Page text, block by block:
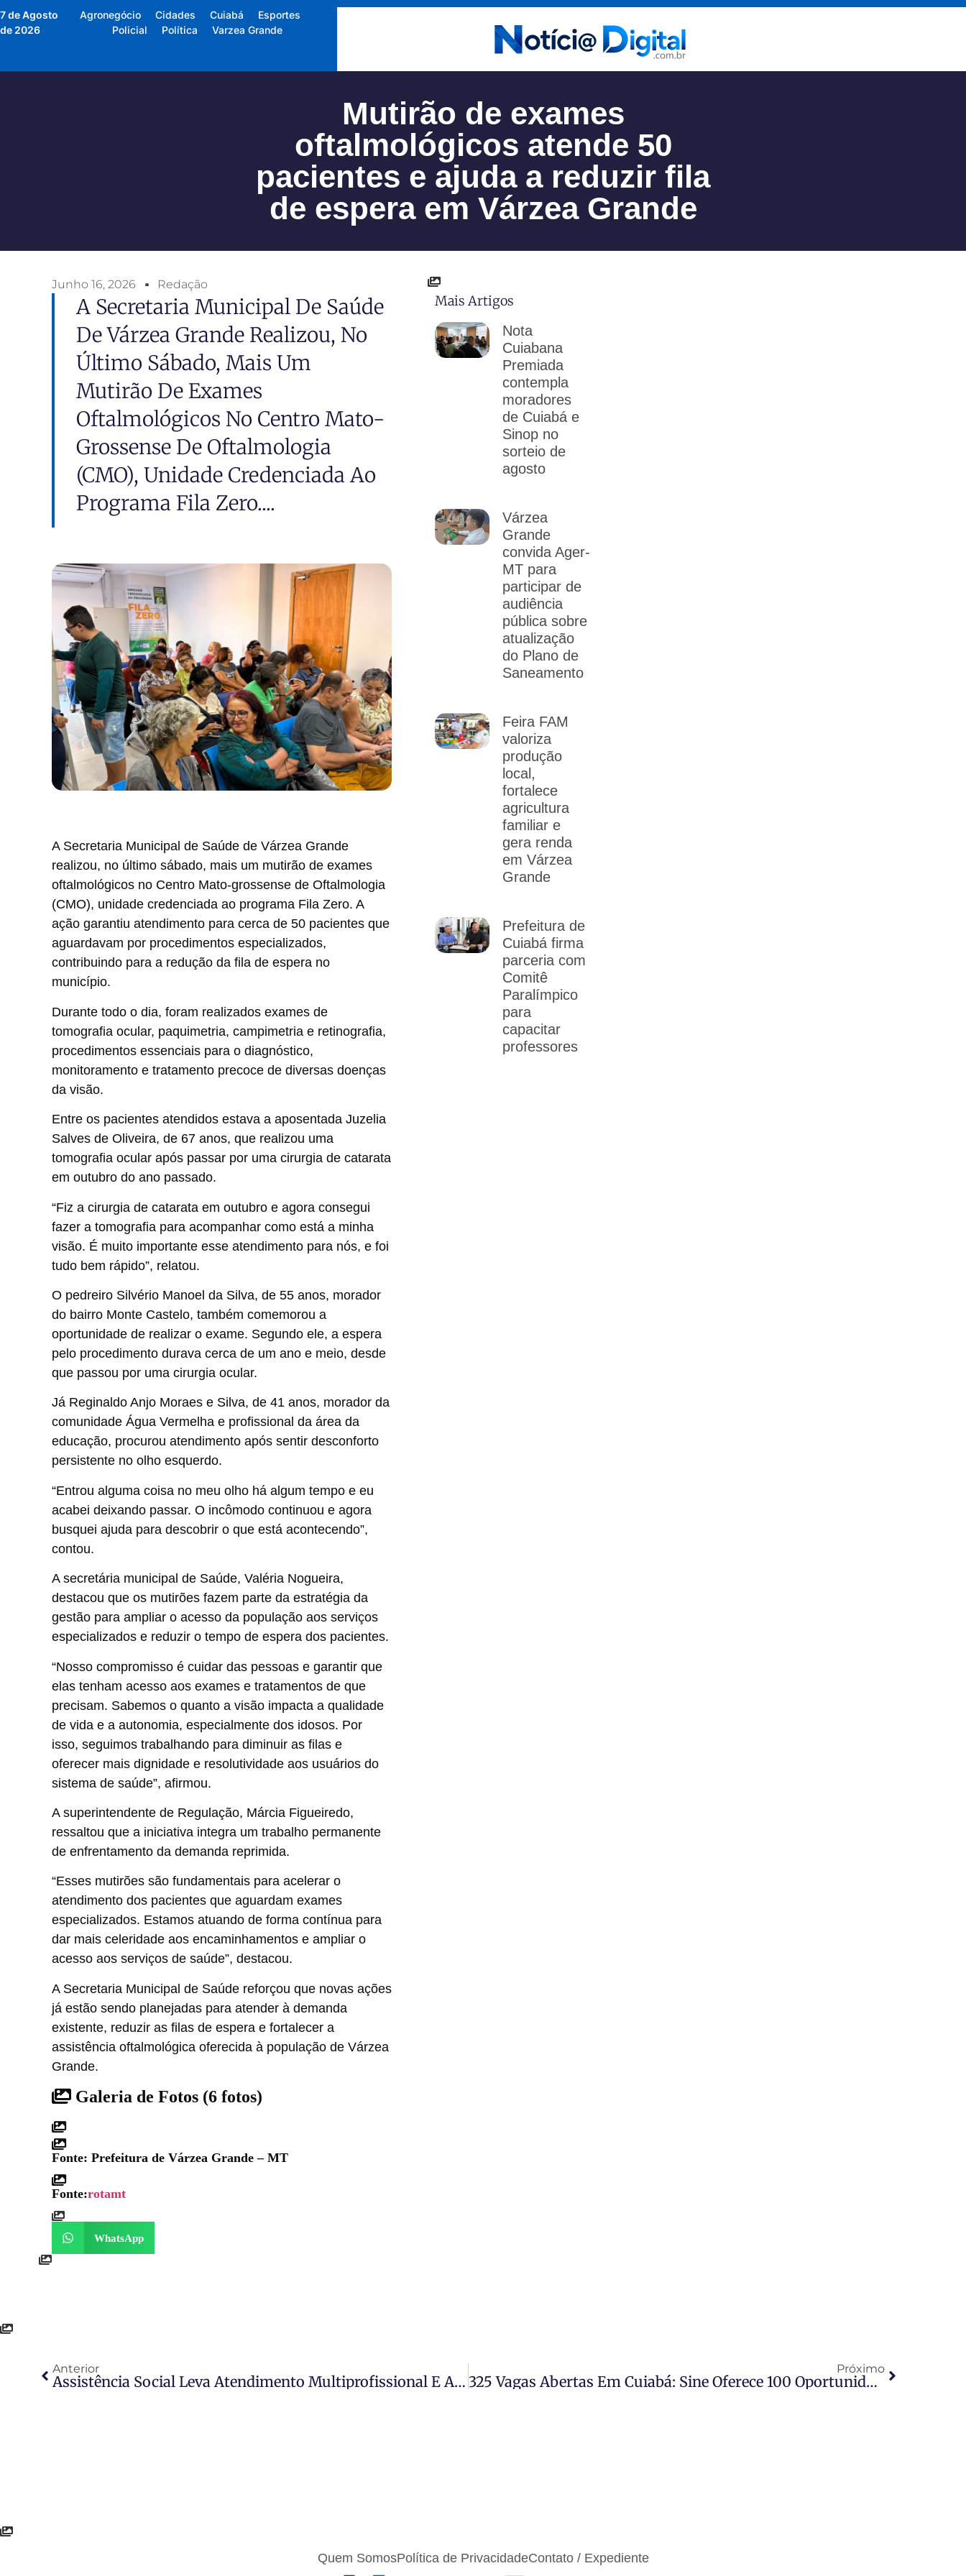
7 de Agosto
de 2026
Agronegócio Cidades Cuiabá
Esportes
Policial
Política Varzea Grande
Mutirão de exames
oftalmológicos atende 50
pacientes e ajuda a reduzir fila
de espera em Várzea Grande
Junho 16, 2026 Redação
A Secretaria Municipal De Saúde
De Várzea Grande Realizou, No
Último Sábado, Mais Um
Mutirão De Exames
Oftalmológicos No Centro Mato-
Grossense De Oftalmologia
(CMO), Unidade Credenciada Ao
Programa Fila Zero....
A Secretaria Municipal de Saúde de Várzea Grande
realizou, no último sábado, mais um mutirão de exames
oftalmológicos no Centro Mato-grossense de Oftalmologia
(CMO), unidade credenciada ao programa Fila Zero. A
ação garantiu atendimento para cerca de 50 pacientes que
aguardavam por procedimentos especializados,
contribuindo para a redução da fila de espera no
município.
Durante todo o dia, foram realizados exames de
tomografia ocular, paquimetria, campimetria e retinografia,
procedimentos essenciais para o diagnóstico,
monitoramento e tratamento precoce de diversas doenças
da visão.
Entre os pacientes atendidos estava a aposentada Juzelia
Salves de Oliveira, de 67 anos, que realizou uma
tomografia ocular após passar por uma cirurgia de catarata
em outubro do ano passado.
“Fiz a cirurgia de catarata em outubro e agora consegui
fazer a tomografia para acompanhar como está a minha
visão. É muito importante esse atendimento para nós, e foi
tudo bem rápido”, relatou.
O pedreiro Silvério Manoel da Silva, de 55 anos, morador
do bairro Monte Castelo, também comemorou a
oportunidade de realizar o exame. Segundo ele, a espera
pelo procedimento durava cerca de um ano e meio, desde
que passou por uma cirurgia ocular.
Já Reginaldo Anjo Moraes e Silva, de 41 anos, morador da
comunidade Água Vermelha e profissional da área da
educação, procurou atendimento após sentir desconforto
persistente no olho esquerdo.
“Entrou alguma coisa no meu olho há algum tempo e eu
acabei deixando passar. O incômodo continuou e agora
busquei ajuda para descobrir o que está acontecendo”,
contou.
A secretária municipal de Saúde, Valéria Nogueira,
destacou que os mutirões fazem parte da estratégia da
gestão para ampliar o acesso da população aos serviços
especializados e reduzir o tempo de espera dos pacientes.
“Nosso compromisso é cuidar das pessoas e garantir que
elas tenham acesso aos exames e tratamentos de que
precisam. Sabemos o quanto a visão impacta a qualidade
de vida e a autonomia, especialmente dos idosos. Por
isso, seguimos trabalhando para diminuir as filas e
oferecer mais dignidade e resolutividade aos usuários do
sistema de saúde”, afirmou.
A superintendente de Regulação, Márcia Figueiredo,
ressaltou que a iniciativa integra um trabalho permanente
de enfrentamento da demanda reprimida.
“Esses mutirões são fundamentais para acelerar o
atendimento dos pacientes que aguardam exames
especializados. Estamos atuando de forma contínua para
dar mais celeridade aos encaminhamentos e ampliar o
acesso aos serviços de saúde”, destacou.
A Secretaria Municipal de Saúde reforçou que novas ações
já estão sendo planejadas para atender à demanda
existente, reduzir as filas de espera e fortalecer a
assistência oftalmológica oferecida à população de Várzea
Grande.
Galeria de Fotos (6 fotos)
Fonte: Prefeitura de Várzea Grande – MT
Fonte:rotamt
WhatsApp
Mais Artigos
Nota
Cuiabana
Premiada
contempla
moradores
de Cuiabá e
Sinop no
sorteio de
agosto
Várzea
Grande
convida Ager-
MT para
participar de
audiência
pública sobre
atualização
do Plano de
Saneamento
Feira FAM
valoriza
produção
local,
fortalece
agricultura
familiar e
gera renda
em Várzea
Grande
Prefeitura de
Cuiabá firma
parceria com
Comitê
Paralímpico
para
capacitar
professores
Anterior
Assistência Social Leva Atendimento Multiprofissional E Apoio Às Famílias Do Assentamento Rio Café
Próximo
325 Vagas Abertas Em Cuiabá: Sine Oferece 100 Oportunidades Para Auxiliar De Cozinha E Salários De Até R$ 5 Mil
Quem SomosPolítica de PrivacidadeContato / Expediente